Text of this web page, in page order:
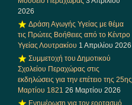
2026
Δράση Αγωγής Υγείας με θέμα
τις Πρώτες Βοήθειες από το Κέντρο
Υγείας Λουτρακίου 1 Απριλίου 2026
Συμμετοχή του Δημοτικού
Σχολείου Περαχώρας στις
εκδηλώσεις για την επέτειο της 25ης
Μαρτίου 1821 26 Μαρτίου 2026
Ενημέρωση για τον εορτασμό